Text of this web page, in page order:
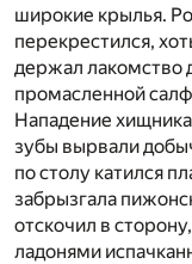
широкие крылья.
перекрестился,
держал лакомство
промасленной
Нападение
зубы вырвали
по столу катился
забрызгала
отскочил в
ладонями